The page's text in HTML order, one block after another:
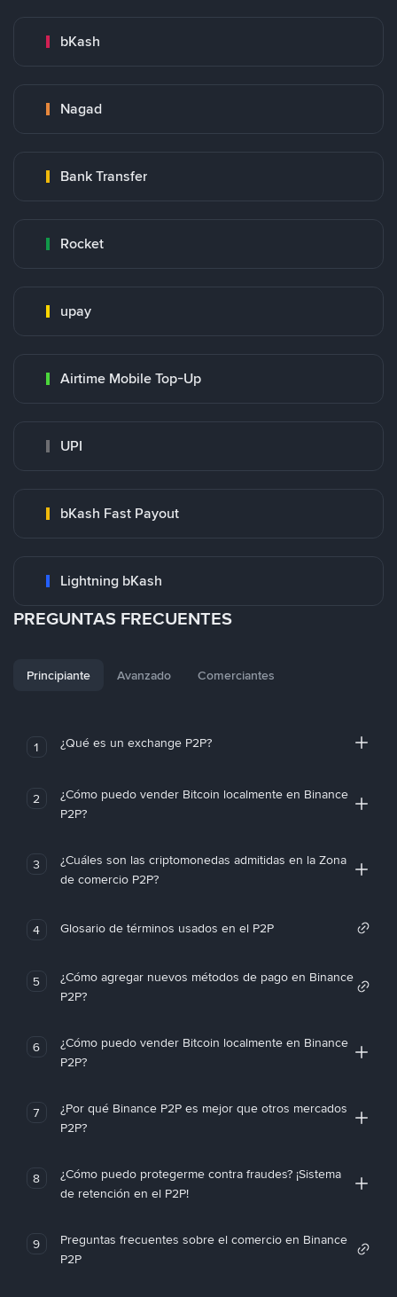
bKash
Nagad
Bank Transfer
Rocket
upay
Airtime Mobile Top-Up
UPI
bKash Fast Payout
Lightning bKash
PREGUNTAS FRECUENTES
Principiante Avanzado Comerciantes
1 ¿Qué es un exchange P2P?
2
¿Cómo puedo vender Bitcoin localmente en Binance
P2P?
3
¿Cuáles son las criptomonedas admitidas en la Zona
de comercio P2P?
4 Glosario de términos usados en el P2P
5
¿Cómo agregar nuevos métodos de pago en Binance
P2P?
6
¿Cómo puedo vender Bitcoin localmente en Binance
P2P?
7
¿Por qué Binance P2P es mejor que otros mercados
P2P?
8
¿Cómo puedo protegerme contra fraudes? ¡Sistema
de retención en el P2P!
9
Preguntas frecuentes sobre el comercio en Binance
P2P